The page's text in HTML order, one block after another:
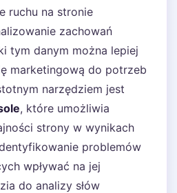
ruchu na stronie
zachowań
tym danym można lepiej
marketingową do potrzeb
narzędziem jest
, które umożliwia
strony w wynikach
problemów
wpływać na jej
do analizy słów